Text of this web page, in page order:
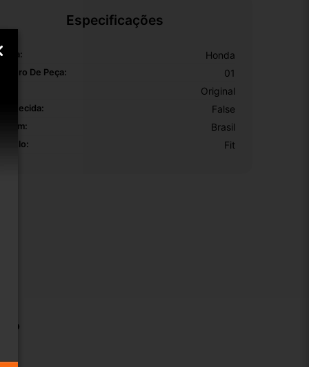
Especificações
Honda
De Peça: 01
Original
Aquecida: False
Brasil
Fit